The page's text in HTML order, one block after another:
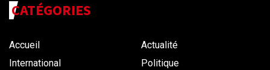
CATÉGORIES
Accueil
Actualité
International
Politique